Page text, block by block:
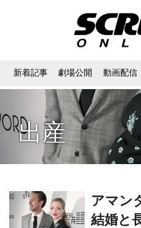
新着記事 劇場公開 動画配信
出産
アマン
結婚と